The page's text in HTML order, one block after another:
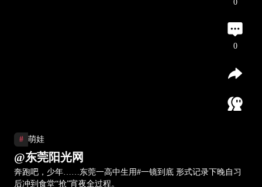
# 萌娃
@东莞阳光网
奔跑吧，少年……东莞一高中生用#一镜到底 形式记录下晚自习
后冲到食堂“抢”宵夜全过程。
0
0